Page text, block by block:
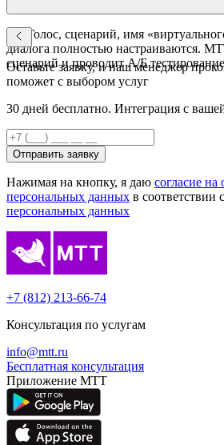
Да. Голос, сценарий, имя
диалога полностью настраиваются.
сценарий и проводит А/Б
Оставьте заявку, и наш менеджер
поможет с выбором услуг
30 дней бесплатно. Интеграция с
Отправить заявку
Нажимая на кнопку, я даю согласие на
персональных данных в соответствии с
персональных данных
+7 (812) 213-66-74
Консультация по услугам
info@mtt.ru
Бесплатная консультация
Приложение МТТ